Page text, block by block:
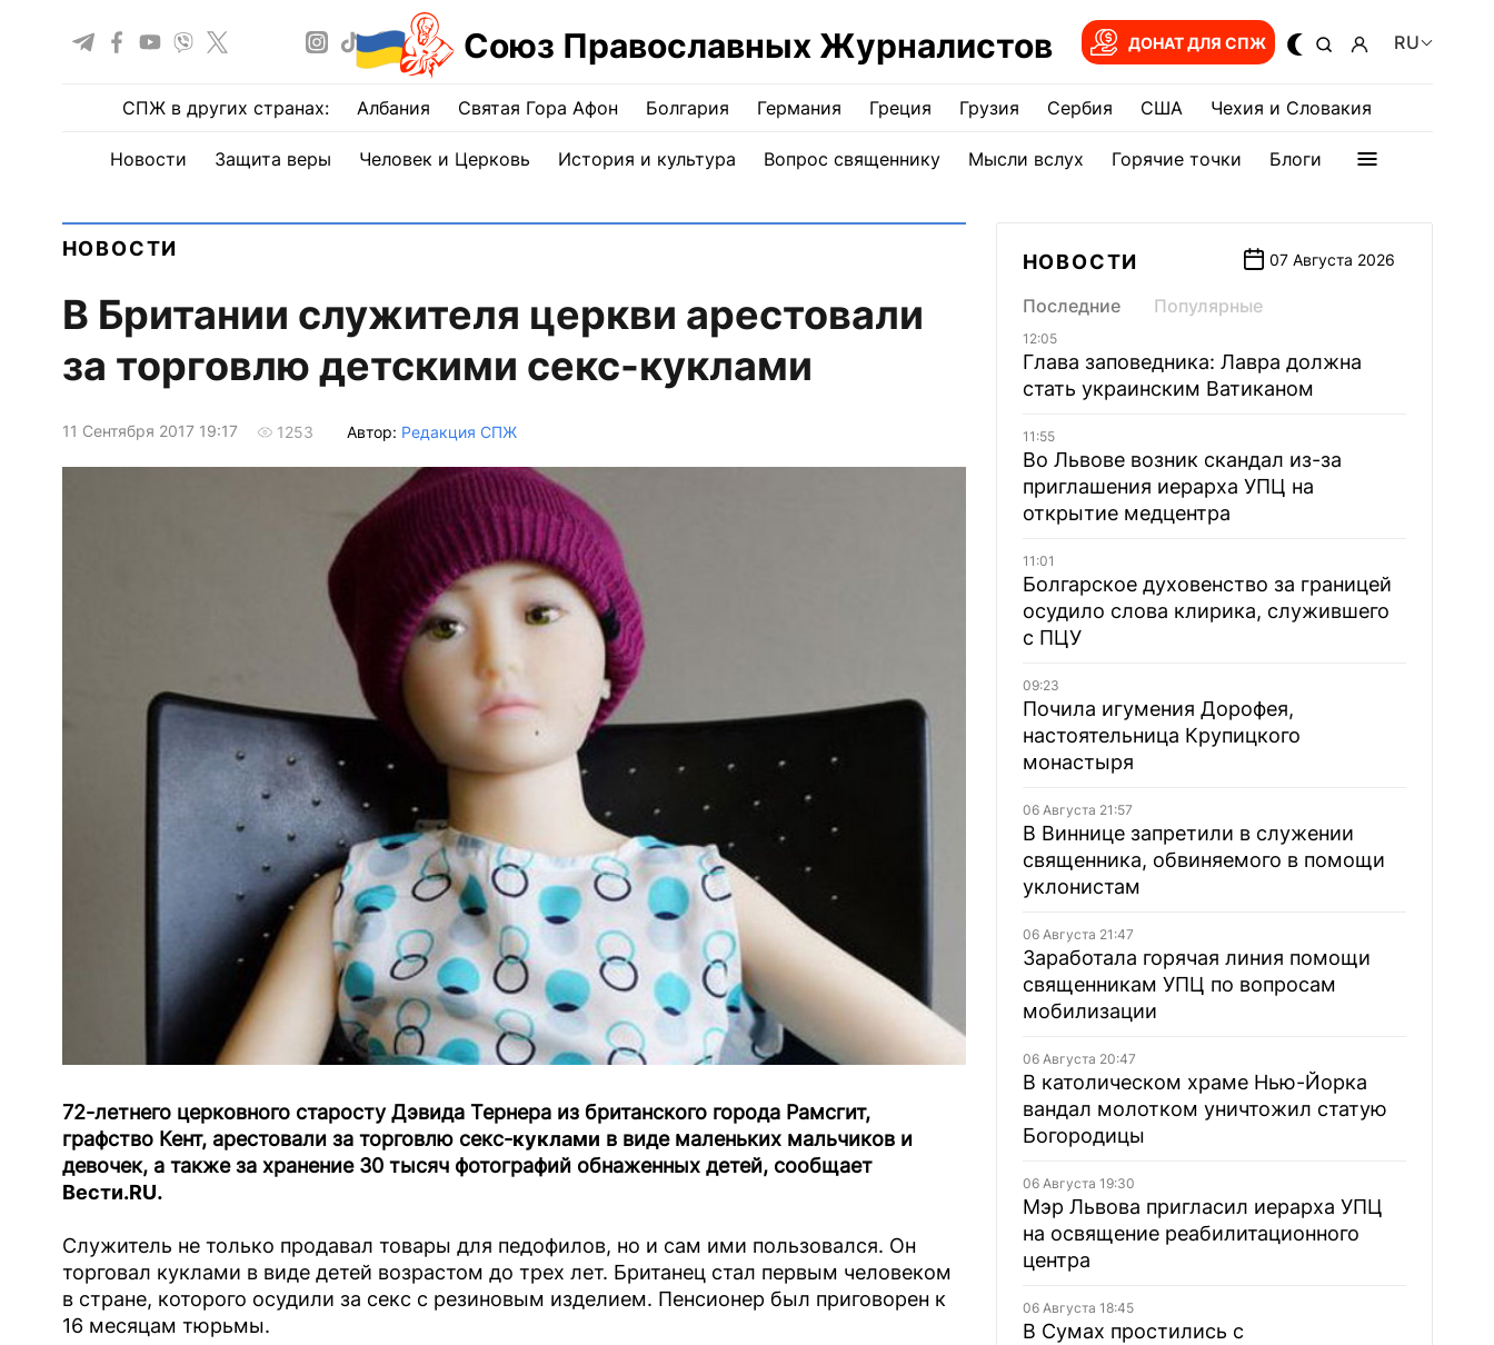
Союз Православных Журналистов ДОНАТ ДЛЯ СПЖ RU
СПЖ в других странах: Албания Святая Гора Афон Болгария Германия Греция Грузия Сербия США Чехия и Словакия
Новости Защита веры Человек и Церковь История и культура Вопрос священнику Мысли вслух Горячие точки Блоги
НОВОСТИ
В Британии служителя церкви арестовали
за торговлю детскими секс-куклами
11 Сентября 2017 19:17 1253 Автор: Редакция СПЖ
72-летнего церковного старосту Дэвида Тернера из британского города Рамсгит,
графство Кент, арестовали за торговлю секс-куклами в виде маленьких мальчиков и
девочек, а также за хранение 30 тысяч фотографий обнаженных детей, сообщает
Вести.RU.
Служитель не только продавал товары для педофилов, но и сам ими пользовался. Он
торговал куклами в виде детей возрастом до трех лет. Британец стал первым человеком
в стране, которого осудили за секс с резиновым изделием. Пенсионер был приговорен к
16 месяцам тюрьмы.
НОВОСТИ 07 Августа 2026
Последние Популярные
12:05
Глава заповедника: Лавра должна
стать украинским Ватиканом
11:55
Во Львове возник скандал из-за
приглашения иерарха УПЦ на
открытие медцентра
11:01
Болгарское духовенство за границей
осудило слова клирика, служившего
с ПЦУ
09:23
Почила игумения Дорофея,
настоятельница Крупицкого
монастыря
06 Августа 21:57
В Виннице запретили в служении
священника, обвиняемого в помощи
уклонистам
06 Августа 21:47
Заработала горячая линия помощи
священникам УПЦ по вопросам
мобилизации
06 Августа 20:47
В католическом храме Нью-Йорка
вандал молотком уничтожил статую
Богородицы
06 Августа 19:30
Мэр Львова пригласил иерарха УПЦ
на освящение реабилитационного
центра
06 Августа 18:45
В Сумах простились с